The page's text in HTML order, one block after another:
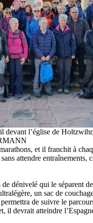
l’église de
et il franchit à
attendre
dénivelé qui le séparent
un sac de
de suivre le
devrait atteindre